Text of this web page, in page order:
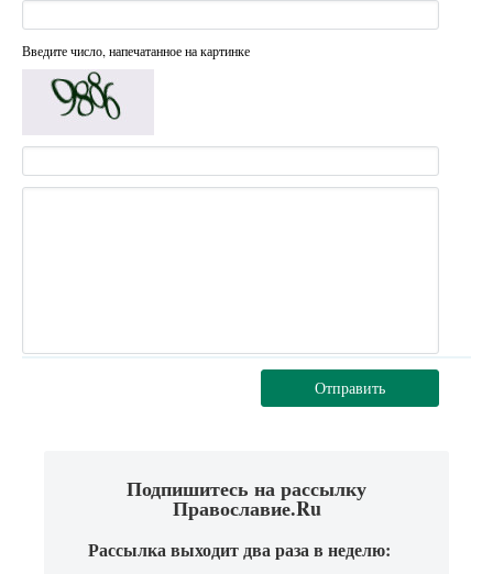
Введите число, напечатанное на картинке
Отправить
Подпишитесь на рассылку
Православие.Ru
Рассылка выходит два раза в неделю: